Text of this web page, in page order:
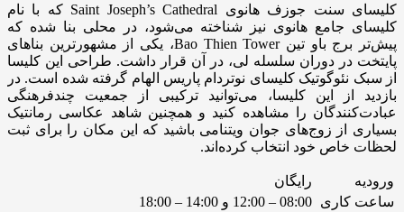
کلیسای سنت جوزف هانوی Saint Joseph’s Cathedral که با نام
کلیسای جامع هانوی نیز شناخته می‌شود، در محلی بنا شده که
پیش‌تر برج باو تین Bao Thien Tower، یکی از مشهورترین بناهای
پایتخت در دوران سلسله لی، در آن قرار داشت. طراحی این کلیسا
از سبک نئوگوتیک کلیسای نوتردام پاریس الهام گرفته شده است. در
بازدید از این کلیسا، می‌توانید ترکیبی از جمعیت چندفرهنگی
عبادت‌کنندگان را مشاهده کنید و همچنین شاهد عکاسی رمانتیک
بسیاری از زوج‌های جوان ویتنامی باشید که این مکان را برای ثبت
لحظات خاص خود انتخاب کرده‌اند.
ورودیه
رایگان
ساعت کاری 08:00 – 12:00 و 14:00 – 18:00